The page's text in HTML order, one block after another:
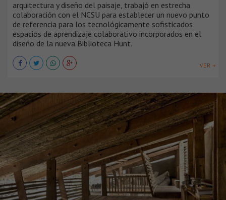
arquitectura y diseño del paisaje, trabajó en estrecha
colaboración con el NCSU para establecer un nuevo punto
de referencia para los tecnológicamente sofisticados
espacios de aprendizaje colaborativo incorporados en el
diseño de la nueva Biblioteca Hunt.
VER +